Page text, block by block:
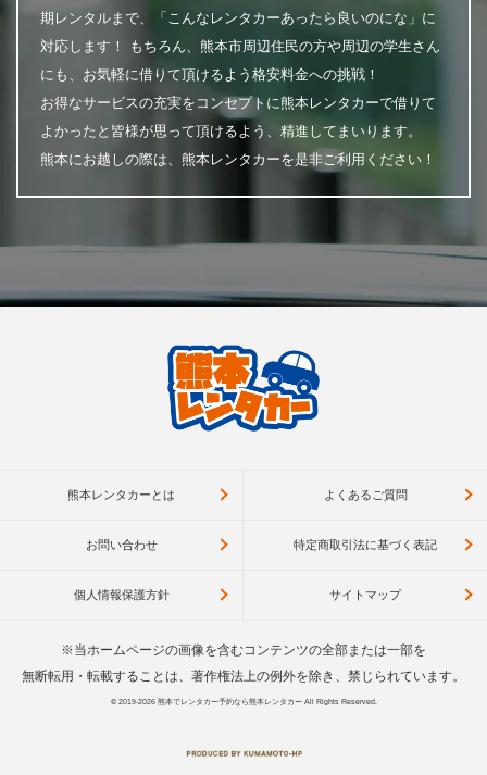
期レンタルまで、「こんなレンタカーあったら良いのにな」に
対応します！ もちろん、熊本市周辺住民の方や周辺の学生さん
にも、お気軽に借りて頂けるよう格安料金への挑戦！
お得なサービスの充実をコンセプトに熊本レンタカーで借りて
よかったと皆様が思って頂けるよう、精進してまいります。
熊本にお越しの際は、熊本レンタカーを是非ご利用ください！
熊本レンタカーとは よくあるご質問
お問い合わせ 特定商取引法に基づく表記
個人情報保護方針 サイトマップ
※当ホームページの画像を含むコンテンツの全部または一部を
無断転用・転載することは、著作権法上の例外を除き、禁じられています。
© 2019-2026 熊本でレンタカー予約なら熊本レンタカーAll Rights Reserved.